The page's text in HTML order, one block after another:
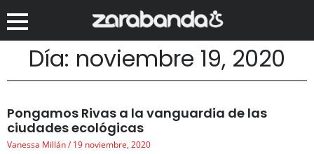
Día: noviembre 19, 2020
Pongamos Rivas a la vanguardia de las
ciudades ecológicas
Vanessa Millán 19 noviembre, 2020